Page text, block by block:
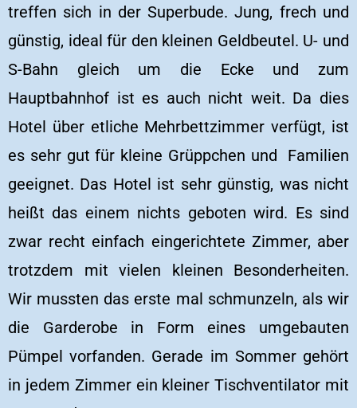
treffen sich in der Superbude. Jung, frech und
günstig, ideal für den kleinen Geldbeutel. U- und
S-Bahn gleich um die Ecke und zum
Hauptbahnhof ist es auch nicht weit. Da dies
Hotel über etliche Mehrbettzimmer verfügt, ist
es sehr gut für kleine Grüppchen und Familien
geeignet. Das Hotel ist sehr günstig, was nicht
heißt das einem nichts geboten wird. Es sind
zwar recht einfach eingerichtete Zimmer, aber
trotzdem mit vielen kleinen Besonderheiten.
Wir mussten das erste mal schmunzeln, als wir
die Garderobe in Form eines umgebauten
Pümpel vorfanden. Gerade im Sommer gehört
in jedem Zimmer ein kleiner Tischventilator mit